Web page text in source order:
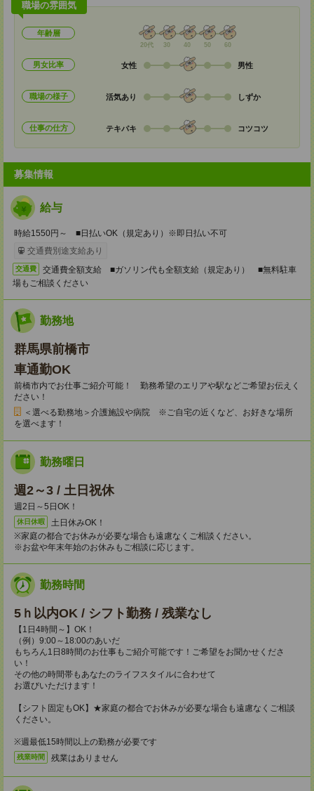
職場の雰囲気
年齢層
20代 30 40 50 60
男女比率 女性 男性
職場の様子 活気あり しずか
仕事の仕方 テキパキ コツコツ
募集情報
給与
時給1550円～ ■日払いOK（規定あり）※即日払い不可
交通費別途支給あり
交通費
交通費全額支給 ■ガソリン代も全額支給（規定あり） ■無料駐車
場もご相談ください
勤務地
群馬県前橋市
車通勤OK
前橋市内でお仕事ご紹介可能！ 勤務希望のエリアや駅などご希望お伝えく
ださい！
＜選べる勤務地＞介護施設や病院 ※ご自宅の近くなど、お好きな場所
を選べます！
勤務曜日
週2～3 / 土日祝休
週2日～5日OK！
休日休暇
土日休みOK！
※家庭の都合でお休みが必要な場合も遠慮なくご相談ください。
※お盆や年末年始のお休みもご相談に応じます。
勤務時間
5ｈ以内OK / シフト勤務 / 残業なし
【1日4時間～】OK！
（例）9:00～18:00のあいだ
もちろん1日8時間のお仕事もご紹介可能です！ご希望をお聞かせくださ
い！
その他の時間帯もあなたのライフスタイルに合わせて
お選びいただけます！
【シフト固定もOK】★家庭の都合でお休みが必要な場合も遠慮なくご相談
ください。
※週最低15時間以上の勤務が必要です
残業時間 残業はありません